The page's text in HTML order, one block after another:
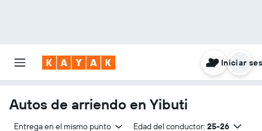
Iniciar
Autos de arriendo en Yibuti
Entrega en el mismo punto Edad del conductor: 25-26